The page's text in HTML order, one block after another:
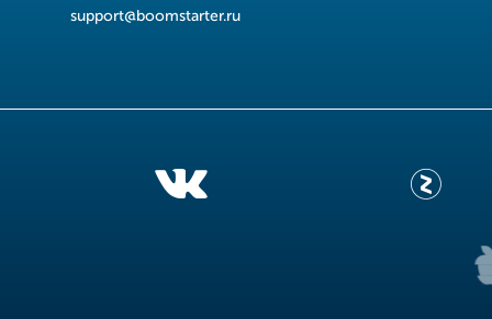
support@boomstarter.ru